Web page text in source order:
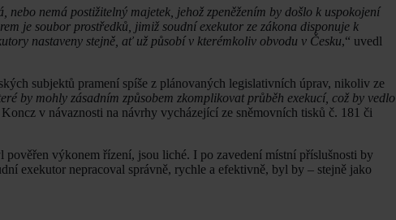
nemá postižitelný majetek, jehož zpeněžením by došlo k uspokojení
je soubor prostředků, jimiž soudní exekutor ze zákona disponuje k
nastaveny stejně, ať už působí v kterémkoliv obvodu v Česku,“ uvedl
subjektů pramení spíše z plánovaných legislativních úprav, nikoliv ze
by mohly zásadním způsobem zkomplikovat průběh exekucí, což by vedlo
v návaznosti na návrhy vycházející ze sněmovních tisků č. 181 či
výkonem řízení, jsou liché. I po zavedení místní příslušnosti by
exekutor nepracoval správně, rychle a efektivně, byl by – stejně jako